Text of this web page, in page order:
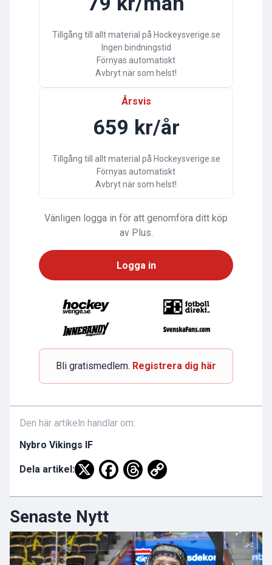
Tillgång till allt material på Hockeysverige.se
Ingen bindningstid
Förnyas automatiskt
Avbryt när som helst!
Årsvis
659 kr/år
Tillgång till allt material på Hockeysverige.se
Förnyas automatiskt
Avbryt när som helst!
Vänligen logga in för att genomföra ditt köp
av Plus.
Logga in
Bli gratismedlem. Registrera dig här
Den här artikeln handlar om:
Nybro Vikings IF
Dela artikel:
Senaste Nytt